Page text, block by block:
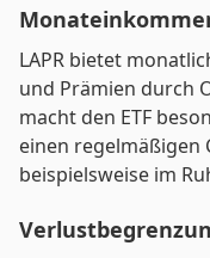
LAPR bietet
und Prämien durch
macht den ETF
einen regelmäßigen
beispielsweise im